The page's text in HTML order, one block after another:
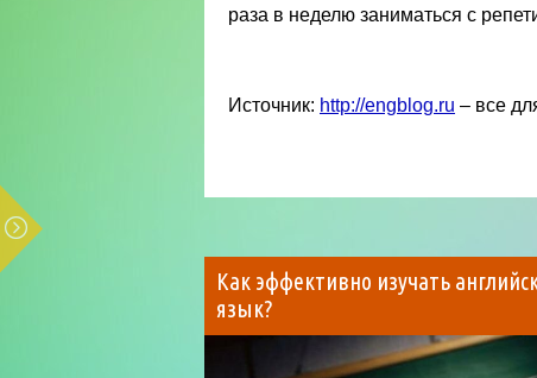
раза в неделю заниматься с
Источник: http://engblog.ru – все
Как эффективно изучать
язык?